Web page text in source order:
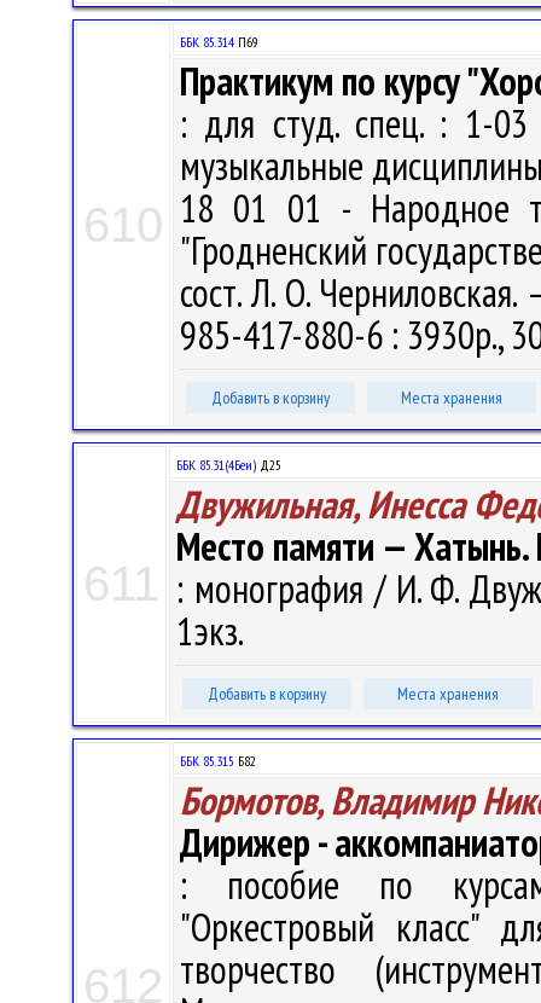
610
ББК 85.314 П69
Практикум по курсу
: для студ. спец. : 1-03
музыкальные
18 01 01 - Народное
"Гродненский
сост. Л. О.
985-417-880-6 : 3930р.,
Добавить в корзину Места хранения
611
ББК 85.31(4Беи) Д25
Двужильная, Инесса
Место памяти —
: монография / И. Ф.
1экз.
Добавить в корзину Места хранения
612
ББК 85.315 Б82
Бормотов, Владимир
Дирижер -
: пособие по
"Оркестровый класс"
творчество